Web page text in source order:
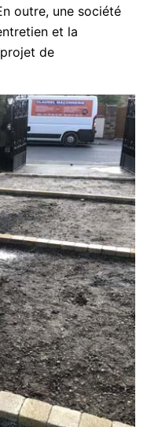
outre, une société
et la
de